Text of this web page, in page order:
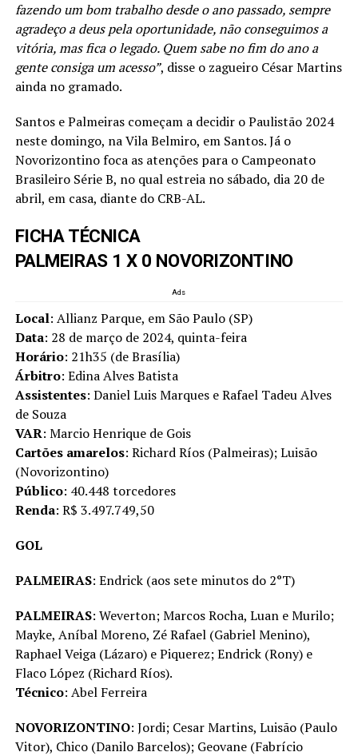
fazendo um bom trabalho desde o ano passado, sempre
agradeço a deus pela oportunidade, não conseguimos a
vitória, mas fica o legado. Quem sabe no fim do ano a
gente consiga um acesso”, disse o zagueiro César Martins
ainda no gramado.
Santos e Palmeiras começam a decidir o Paulistão 2024
neste domingo, na Vila Belmiro, em Santos. Já o
Novorizontino foca as atenções para o Campeonato
Brasileiro Série B, no qual estreia no sábado, dia 20 de
abril, em casa, diante do CRB-AL.
FICHA TÉCNICA
PALMEIRAS 1 X 0 NOVORIZONTINO
Ads
Local: Allianz Parque, em São Paulo (SP)
Data: 28 de março de 2024, quinta-feira
Horário: 21h35 (de Brasília)
Árbitro: Edina Alves Batista
Assistentes: Daniel Luis Marques e Rafael Tadeu Alves
de Souza
VAR: Marcio Henrique de Gois
Cartões amarelos: Richard Ríos (Palmeiras); Luisão
(Novorizontino)
Público: 40.448 torcedores
Renda: R$ 3.497.749,50
GOL
PALMEIRAS: Endrick (aos sete minutos do 2°T)
PALMEIRAS: Weverton; Marcos Rocha, Luan e Murilo;
Mayke, Aníbal Moreno, Zé Rafael (Gabriel Menino),
Raphael Veiga (Lázaro) e Piquerez; Endrick (Rony) e
Flaco López (Richard Ríos).
Técnico: Abel Ferreira
NOVORIZONTINO: Jordi; Cesar Martins, Luisão (Paulo
Vitor), Chico (Danilo Barcelos); Geovane (Fabrício